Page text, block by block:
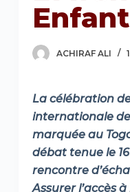
ACHIRAF ALI
La célébration
internationale
marquée au
débat tenue le
rencontre
Assurer l’accès